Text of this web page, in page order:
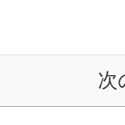
次